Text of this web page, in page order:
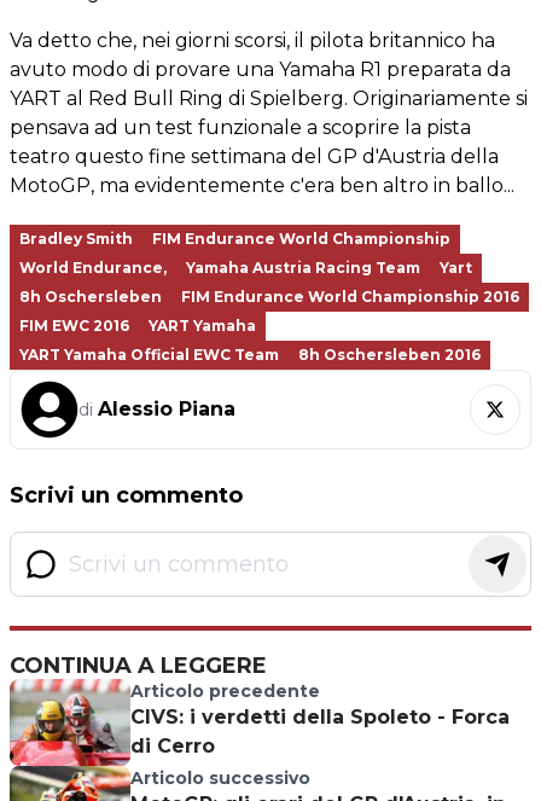
Va detto che, nei giorni scorsi, il pilota britannico ha
avuto modo di provare una Yamaha R1 preparata da
YART al Red Bull Ring di Spielberg. Originariamente si
pensava ad un test funzionale a scoprire la pista
teatro questo fine settimana del GP d'Austria della
MotoGP, ma evidentemente c'era ben altro in ballo...
Bradley Smith
FIM Endurance World Championship
World Endurance,
Yamaha Austria Racing Team
Yart
8h Oschersleben
FIM Endurance World Championship 2016
FIM EWC 2016
YART Yamaha
YART Yamaha Official EWC Team
8h Oschersleben 2016
di Alessio Piana
Scrivi un commento
CONTINUA A LEGGERE
Articolo precedente
CIVS: i verdetti della Spoleto - Forca
di Cerro
Articolo successivo